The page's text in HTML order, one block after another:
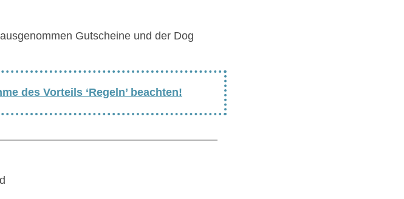
Gutscheine und der Dog
des Vorteils ‘Regeln’ beachten!